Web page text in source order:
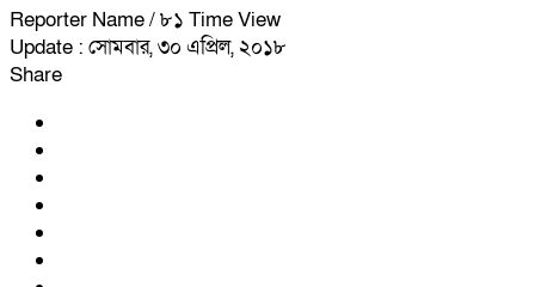
Reporter Name/ ৮১ Time View
Update : সোমবার, ৩০ এপ্রিল, ২০১৮
Share